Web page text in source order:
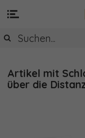
Artikel mit
über die